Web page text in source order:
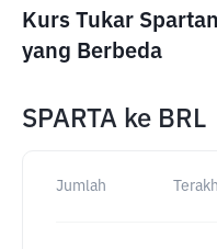
Kurs Tukar
yang Berbeda
SPARTA ke BRL
Jumlah